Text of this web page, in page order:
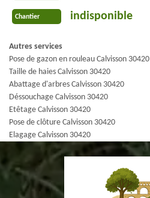
Chantier indisponible
Autres services
Pose de gazon en rouleau Calvisson 30420
Taille de haies Calvisson 30420
Abattage d'arbres Calvisson 30420
Déssouchage Calvisson 30420
Etêtage Calvisson 30420
Pose de clôture Calvisson 30420
Elagage Calvisson 30420